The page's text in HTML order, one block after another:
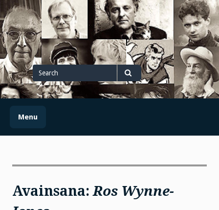
Skip
to
content
Search
for
Search
Menu
Avainsana:Ros Wynne-